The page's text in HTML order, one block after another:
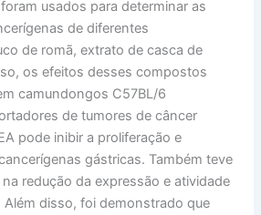
usados ​​para determinar as
de diferentes
de romã, extrato de casca de
os efeitos desses compostos
camundongos C57BL/6
de tumores de câncer
pode inibir a proliferação e
gástricas. Também teve
redução da expressão e atividade
Além disso, foi demonstrado que